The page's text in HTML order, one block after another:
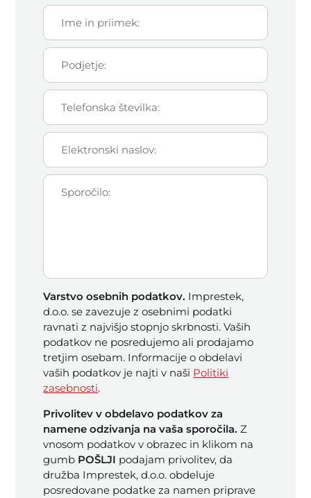
Varstvo osebnih podatkov. Imprestek,
d.o.o. se zavezuje z osebnimi podatki
ravnati z najvišjo stopnjo skrbnosti. Vaših
podatkov ne posredujemo ali prodajamo
tretjim osebam. Informacije o obdelavi
vaših podatkov je najti v naši Politiki
zasebnosti.
Privolitev v obdelavo podatkov za
namene odzivanja na vaša sporočila. Z
vnosom podatkov v obrazec in klikom na
gumb POŠLJI podajam privolitev, da
družba Imprestek, d.o.o. obdeluje
posredovane podatke za namen priprave